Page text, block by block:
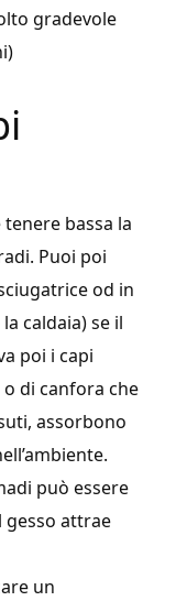
gradevole
bassa la
Puoi poi
od in
caldaia) se il
poi i capi
di canfora che
assorbono
può essere
gesso attrae
un